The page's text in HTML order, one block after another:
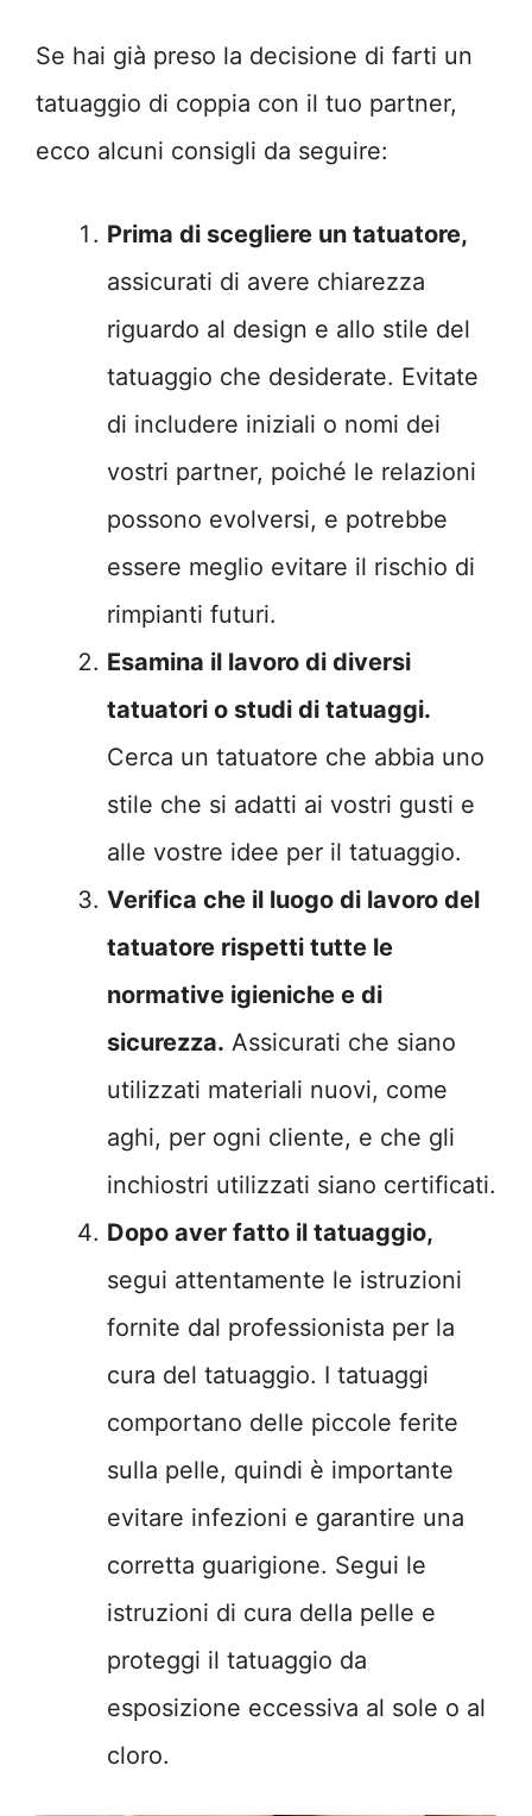
Se hai già preso la decisione di farti un
tatuaggio di coppia con il tuo partner,
ecco alcuni consigli da seguire:
Prima di scegliere un tatuatore,
assicurati di avere chiarezza
riguardo al design e allo stile del
tatuaggio che desiderate. Evitate
di includere iniziali o nomi dei
vostri partner, poiché le relazioni
possono evolversi, e potrebbe
essere meglio evitare il rischio di
rimpianti futuri.
Esamina il lavoro di diversi
tatuatori o studi di tatuaggi.
Cerca un tatuatore che abbia uno
stile che si adatti ai vostri gusti e
alle vostre idee per il tatuaggio.
Verifica che il luogo di lavoro del
tatuatore rispetti tutte le
normative igieniche e di
sicurezza. Assicurati che siano
utilizzati materiali nuovi, come
aghi, per ogni cliente, e che gli
inchiostri utilizzati siano certificati.
Dopo aver fatto il tatuaggio,
segui attentamente le istruzioni
fornite dal professionista per la
cura del tatuaggio. I tatuaggi
comportano delle piccole ferite
sulla pelle, quindi è importante
evitare infezioni e garantire una
corretta guarigione. Segui le
istruzioni di cura della pelle e
proteggi il tatuaggio da
esposizione eccessiva al sole o al
cloro.